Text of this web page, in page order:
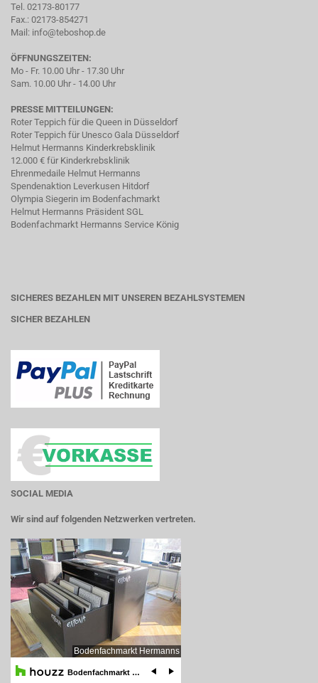
Tel. 02173-80177
Fax.: 02173-854271
Mail: info@teboshop.de
ÖFFNUNGSZEITEN:
Mo - Fr. 10.00 Uhr - 17.30 Uhr
Sam. 10.00 Uhr - 14.00 Uhr
PRESSE MITTEILUNGEN:
Roter Teppich für die Queen in Düsseldorf
Roter Teppich für Unesco Gala Düsseldorf
Helmut Hermanns Kinderkrebsklinik
12.000 € für Kinderkrebsklinik
Ehrenmedaile Helmut Hermanns
Spendenaktion Leverkusen Hitdorf
Olympia Siegerin im Bodenfachmarkt
Helmut Hermanns Präsident SGL
Bodenfachmarkt Hermanns Service König
SICHERES BEZAHLEN MIT UNSEREN BEZAHLSYSTEMEN
SICHER BEZAHLEN
SOCIAL MEDIA
Wir sind auf folgenden Netzwerken vertreten.